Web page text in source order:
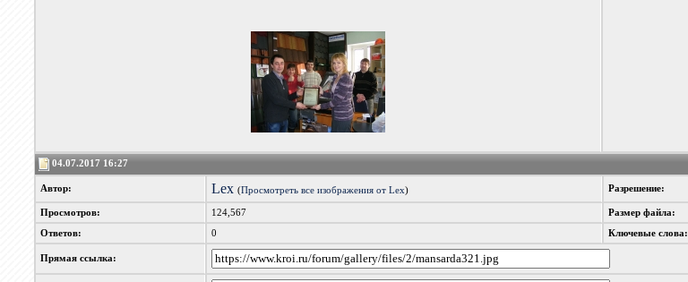
04.07.2017 16:27
Автор: Lex (Просмотреть все изображения от Lex) Разрешение:
Просмотров: 124,567 Размер файла:
Ответов: 0 Ключевые слова:
Прямая ссылка: